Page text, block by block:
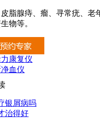
脂腺痔、瘤、寻常疣、老
物等。
康复仪
血仪
银屑病吗
治得好